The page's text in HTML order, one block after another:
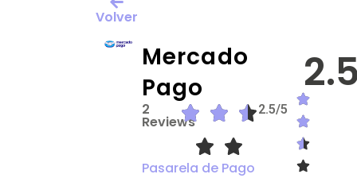
Volver
Mercado
Pago
2
Reviews
2.5/5
Pasarela de Pago